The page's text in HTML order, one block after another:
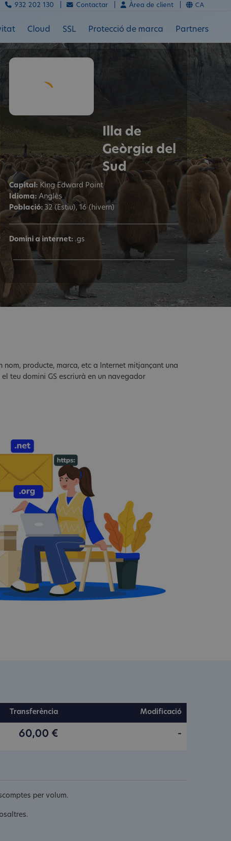
Cloud SSL Protecció de marca Partners
932 202 130 | Contactar | Àrea de client | CA
Illa de
Geòrgia del
Sud
Capital: King Edward Point
Idioma: Anglès
Població:32 (Estiu), 16 (hivern)
Domini a internet: .gs
producte, marca, etc a Internet mitjançant una
teu domini GS escriurà en un navegador
Transferència Modificació
60,00 € -
per volum.